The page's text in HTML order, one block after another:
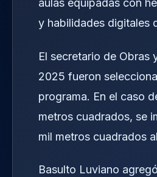
aulas equipadas con
y habilidades digitales
El secretario de Obras
2025 fueron
programa. En el caso
metros cuadrados, se
mil metros cuadrados
Basulto Luviano